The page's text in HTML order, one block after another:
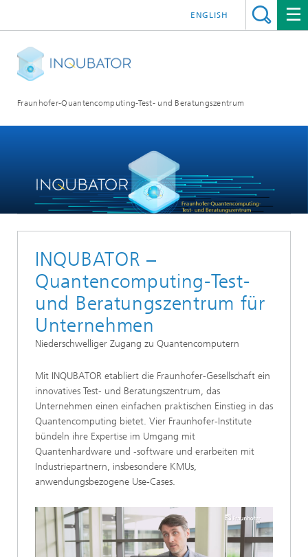
Fraunhofer-Quantencomputing-Test- und Beratungszentrum
ENGLISH
INQUBATOR –
Quantencomputing-Test-
und Beratungszentrum für
Unternehmen
Niederschwelliger Zugang zu Quantencomputern
Mit INQUBATOR etabliert die Fraunhofer-Gesellschaft ein
innovatives Test- und Beratungszentrum, das
Unternehmen einen einfachen praktischen Einstieg in das
Quantencomputing bietet. Vier Fraunhofer-Institute
bündeln ihre Expertise im Umgang mit
Quantenhardware und -software und erarbeiten mit
Industriepartnern, insbesondere KMUs,
anwendungsbezogene Use-Cases.